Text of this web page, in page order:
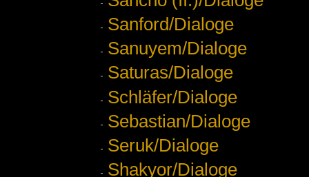
Sanford/Dialoge
Sanuyem/Dialoge
Saturas/Dialoge
Schläfer/Dialoge
Sebastian/Dialoge
Seruk/Dialoge
Shakyor/Dialoge